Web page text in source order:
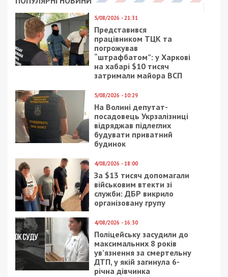
5/08/2026 - 21:31
Представився
працівником ТЦК та
погрожував
“штрафбатом”: у Харкові
на хабарі $10 тисяч
затримали майора ВСП
5/08/2026 - 10:29
На Волині депутат-
посадовець Укрзалізниці
відряджав підлеглих
будувати приватний
будинок
4/08/2026 - 18:00
За $13 тисяч допомагали
військовим втекти зі
служби: ДБР викрило
організовану групу
4/08/2026 - 16:30
Поліцейську засудили до
максимальних 8 років
ув’язнення за смертельну
ДТП, у якій загинула 6-
річна дівчинка